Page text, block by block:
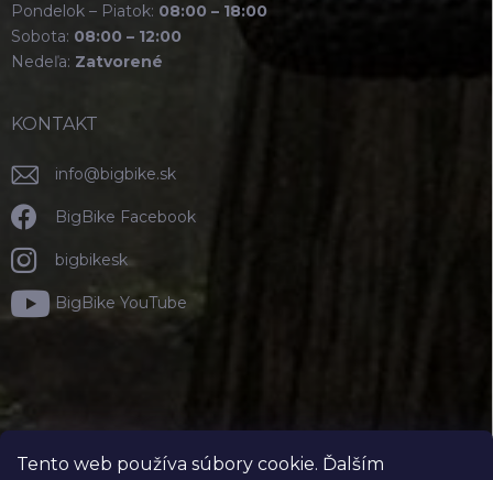
Tento web používa súbory cookie. Ďalším
Pondelok – Piatok: 08:00 – 18:00
Sobota: 08:00 – 12:00
Nedeľa: Zatvorené
KONTAKT
info@bigbike.sk
BigBike Facebook
bigbikesk
BigBike YouTube